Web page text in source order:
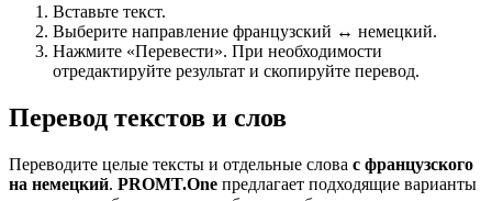
Вставьте текст.
Выберите направление французский ↔ немецкий.
Нажмите «Перевести». При необходимости
отредактируйте результат и скопируйте перевод.
Перевод текстов и слов
Переводите целые тексты и отдельные слова с французского
на немецкий. PROMT.One предлагает подходящие варианты